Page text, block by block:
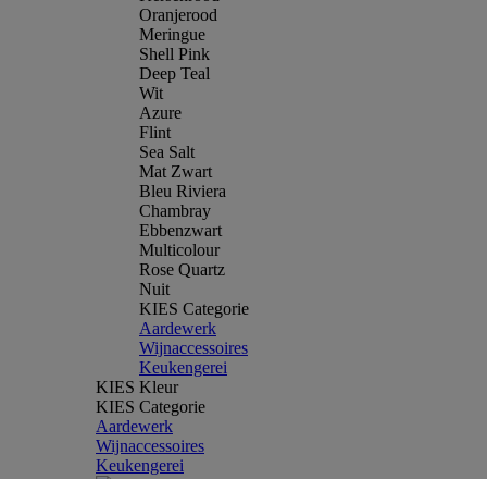
Oranjerood
Meringue
Shell Pink
Deep Teal
Wit
Azure
Flint
Sea Salt
Mat Zwart
Bleu Riviera
Chambray
Ebbenzwart
Multicolour
Rose Quartz
Nuit
KIES Categorie
Aardewerk
Wijnaccessoires
Keukengerei
KIES Kleur
KIES Categorie
Aardewerk
Wijnaccessoires
Keukengerei